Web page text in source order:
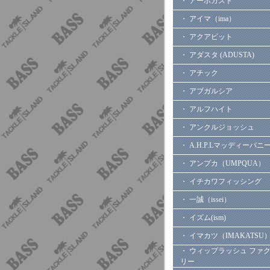
・ アイマ（ima）
・ アクアビット
・ アダスタ (ADUSTA)
・ アチック
・ アブガルシア
・ アルフハイト
・ アンクルジョッシュ
・ A.H.P.Lマッディーバニー
・ アンプカ（UMPQUA）
・ イチカワフィッシング
・ 一誠（issei）
・ イズム(ism)
・ イマカツ（IMAKATSU）
・ ウィップラッシュ ファ
リー